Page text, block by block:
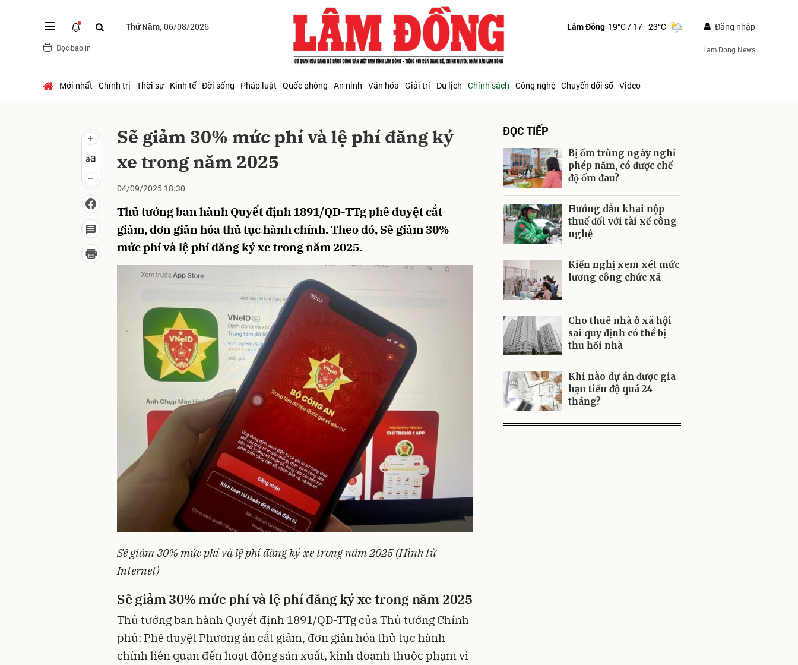
Thứ Năm, 06/08/2026
Đọc báo in
Lâm Đồng 19°C/ 17 - 23°C Đăng nhập
Lam Dong News
Mới nhất Chính trị Thời sự Kinh tế Đời sống Pháp luật Quốc phòng - An ninh Văn hóa - Giải trí Du lịch Chính sách Công nghệ - Chuyển đổi số Video
Sẽ giảm 30% mức phí và lệ phí đăng ký
xe trong năm 2025
04/09/2025 18:30
Thủ tướng ban hành Quyết định 1891/QĐ-TTg phê duyệt cắt
giảm, đơn giản hóa thủ tục hành chính. Theo đó, Sẽ giảm 30%
mức phí và lệ phí đăng ký xe trong năm 2025.
Sẽ giảm 30% mức phí và lệ phí đăng ký xe trong năm 2025 (Hình từ
Internet)
Sẽ giảm 30% mức phí và lệ phí đăng ký xe trong năm 2025
Thủ tướng ban hành Quyết định 1891/QĐ-TTgcủa Thủ tướng Chính
phủ: Phê duyệt Phương án cắt giảm, đơn giản hóa thủ tục hành
chính liên quan đến hoạt động sản xuất, kinh doanh thuộc phạm vi
ĐỌC TIẾP
Bị ốm trùng ngày nghỉ
phép năm, có được chế
độ ốm đau?
Hướng dẫn khai nộp
thuế đối với tài xế công
nghệ
Kiến nghị xem xét mức
lương công chức xã
Cho thuê nhà ở xã hội
sai quy định có thể bị
thu hồi nhà
Khi nào dự án được gia
hạn tiến độ quá 24
tháng?
Gửi bình luận
Gửi